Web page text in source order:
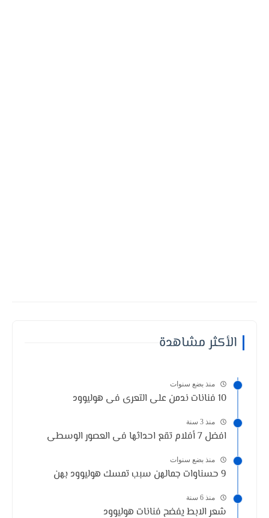
الأكثر مشاهدة
منذ بضع سنوات
10 فنانات ندمن على التعرى فى هوليوود
منذ 3 سنة
افضل 7 أفلام تقع احداثها فى العصور الوسطى
منذ بضع سنوات
9 حسناوات جمالهن سبب تمسك هوليوود بهن
منذ 6 سنة
شعر الابط يفضح فنانات هوليوود